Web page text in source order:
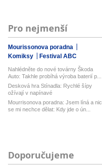
Pro nejmenší
Mourissonova poradna
Komiksy
Festival ABC
Nahlédněte do nové továrny Škoda
Auto: Takhle probíhá výroba baterií p...
Desková hra Stínadla: Rychlé šípy
ožívají v napínavé
Mourrisonova poradna: Jsem líná a nic
se mi nechce dělat: Kdy jde o ún...
Doporučujeme